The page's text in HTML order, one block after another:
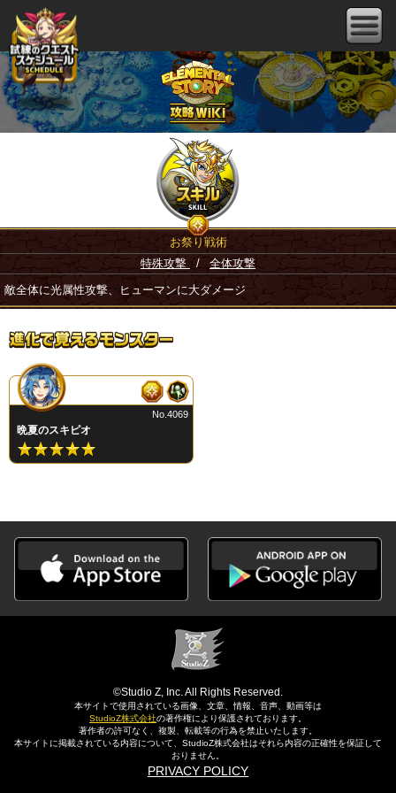
お祭り戦術
特殊攻撃 / 全体攻撃
敵全体に光属性攻撃、ヒューマンに大ダメージ
晩夏のスキピオ
No.4069
©Studio Z, Inc. All Rights Reserved.
本サイトで使用されている画像、文章、情報、音声、動画等は
StudioZ株式会社の著作権により保護されております。
著作者の許可なく、複製、転載等の行為を禁止いたします。
本サイトに掲載されている内容について、StudioZ株式会社はそれら内容の正確性を保証して
おりません。
PRIVACY POLICY